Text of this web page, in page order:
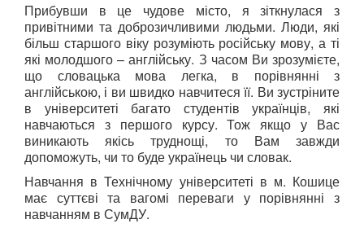
Прибувши в це чудове місто, я зіткнулася з
привітними та доброзичливими людьми. Люди, які
більш старшого віку розуміють російську мову, а ті
які молодшого – англійську. З часом Ви зрозумієте,
що словацька мова легка, в порівнянні з
англійською, і ви швидко навчитеся її. Ви зустріните
в університеті багато студентів українців, які
навчаються з першого курсу. Тож якщо у Вас
виникають якісь труднощі, то Вам завжди
допоможуть, чи то буде українець чи словак.
Навчання в Технічному університеті в м. Кошице
має суттєві та вагомі переваги у порівнянні з
навчанням в СумДУ.